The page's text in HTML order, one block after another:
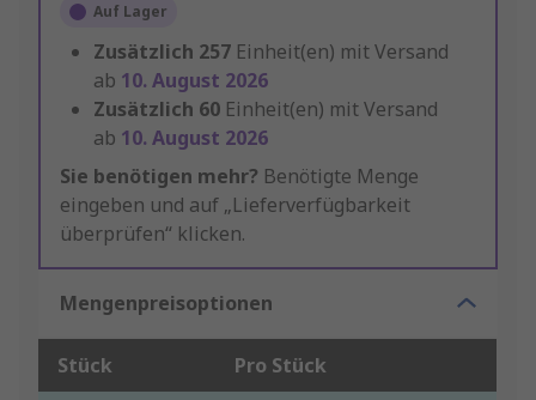
Auf Lager
Zusätzlich 257 Einheit(en) mit Versand
ab 10. August 2026
Zusätzlich 60 Einheit(en) mit Versand
ab 10. August 2026
Sie benötigen mehr? Benötigte Menge
eingeben und auf „Lieferverfügbarkeit
überprüfen“ klicken.
Mengenpreisoptionen
Stück Pro Stück